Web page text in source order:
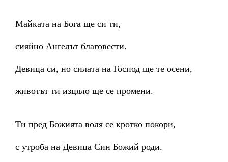
Майката на Бога ще си ти,
сияйно Ангелът благовести.
Девица си, но силата на Господ ще те осени,
животът ти изцяло ще се промени.
Ти пред Божията воля се кротко покори,
с утроба на Девица Син Божий роди.